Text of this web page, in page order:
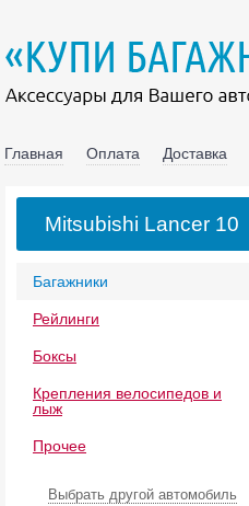
Главная Оплата Доставка
Багажники
Рейлинги
Боксы
Крепления велосипедов и
лыж
Прочее
Выбрать другой автомобиль
Mitsubishi Lancer 10